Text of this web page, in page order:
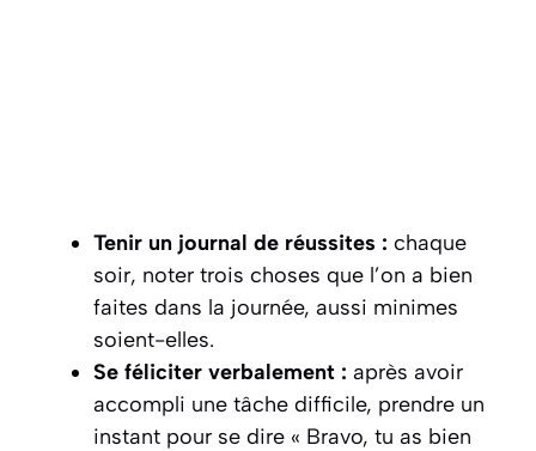
Tenir un journal de réussites : chaque
soir, noter trois choses que l’on a bien
faites dans la journée, aussi minimes
soient-elles.
Se féliciter verbalement : après avoir
accompli une tâche difficile, prendre un
instant pour se dire « Bravo, tu as bien